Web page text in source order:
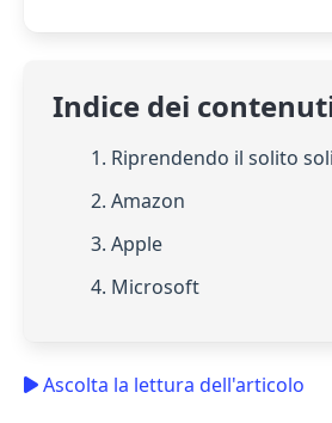
Indice dei
1. Riprendendo il solito
2. Amazon
3. Apple
4. Microsoft
Ascolta la lettura dell'articolo